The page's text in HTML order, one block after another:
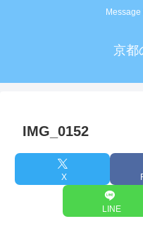
京都
IMG_0152
X
LINE